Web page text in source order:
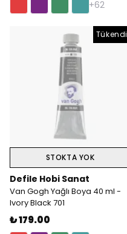
+62
Tükendi
STOKTA YOK
Defile Hobi Sanat
Van Gogh Yağlı Boya 40 ml -
Ivory Black 701
₺ 179.00